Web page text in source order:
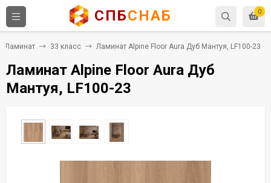
0
СПБСНАБ
Ламинат 33 класс Ламинат Alpine Floor Aura Дуб Мантуя, LF100-23
Ламинат Alpine Floor Aura Дуб
Мантуя, LF100-23